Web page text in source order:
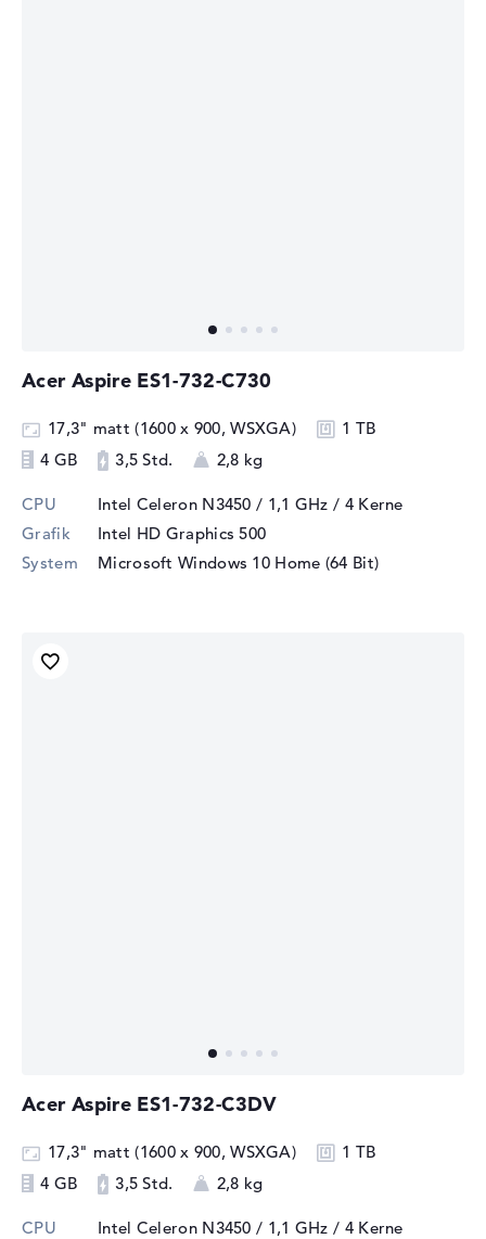
Acer Aspire ES1-732-C730
17,3" matt (1600 x 900, WSXGA)
1 TB
4 GB
3,5 Std. 2,8 kg
CPU Intel Celeron N3450 / 1,1 GHz / 4 Kerne
Grafik
Intel HD Graphics 500
System
Microsoft Windows 10 Home (64 Bit)
Acer Aspire ES1-732-C3DV
17,3" matt (1600 x 900, WSXGA)
1 TB
4 GB
3,5 Std. 2,8 kg
CPU Intel Celeron N3450 / 1,1 GHz / 4 Kerne